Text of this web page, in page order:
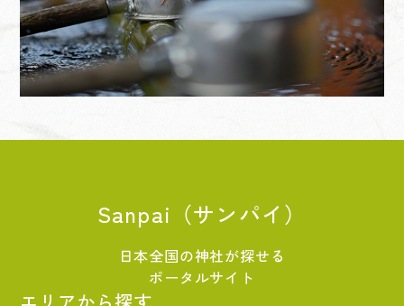
Sanpai（サンパイ）
日本全国の神社が探せる
ポータルサイト